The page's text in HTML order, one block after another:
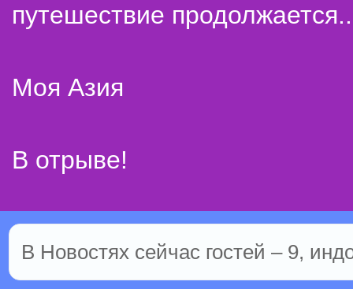
путешествие
Моя Азия
В отрыве!
В Новостях сейчас гостей – 9,